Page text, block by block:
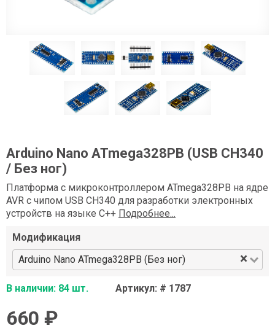
Arduino Nano ATmega328PB (USB CH340
/ Без ног)
Платформа c микроконтроллером ATmega328PB на ядре
AVR с чипом USB CH340 для разработки электронных
устройств на языке C++ Подробнее...
Модификация
Arduino Nano ATmega328PB (Без ног)
×
В наличии: 84 шт. Артикул: # 1787
660 ₽